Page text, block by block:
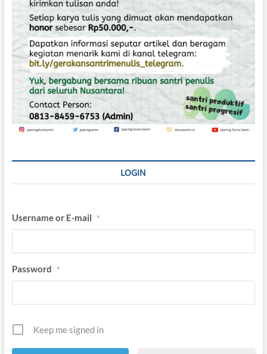
LOGIN
Username or E-mail *
Password *
Keep me signed in